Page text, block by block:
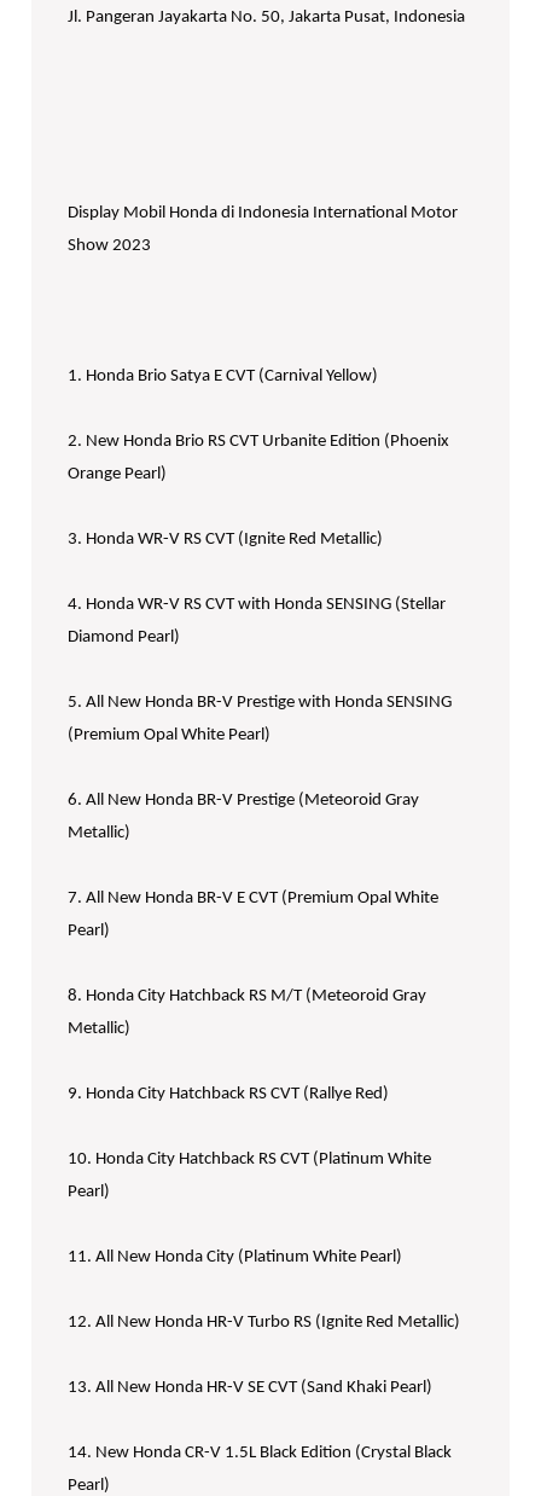
Jl. Pangeran Jayakarta No. 50, Jakarta Pusat, Indonesia
Display Mobil Honda di Indonesia International Motor
Show 2023
1. Honda Brio Satya E CVT (Carnival Yellow)
2. New Honda Brio RS CVT Urbanite Edition (Phoenix
Orange Pearl)
3. Honda WR-V RS CVT (Ignite Red Metallic)
4. Honda WR-V RS CVT with Honda SENSING (Stellar
Diamond Pearl)
5. All New Honda BR-V Prestige with Honda SENSING
(Premium Opal White Pearl)
6. All New Honda BR-V Prestige (Meteoroid Gray
Metallic)
7. All New Honda BR-V E CVT (Premium Opal White
Pearl)
8. Honda City Hatchback RS M/T (Meteoroid Gray
Metallic)
9. Honda City Hatchback RS CVT (Rallye Red)
10. Honda City Hatchback RS CVT (Platinum White
Pearl)
11. All New Honda City (Platinum White Pearl)
12. All New Honda HR-V Turbo RS (Ignite Red Metallic)
13. All New Honda HR-V SE CVT (Sand Khaki Pearl)
14. New Honda CR-V 1.5L Black Edition (Crystal Black
Pearl)